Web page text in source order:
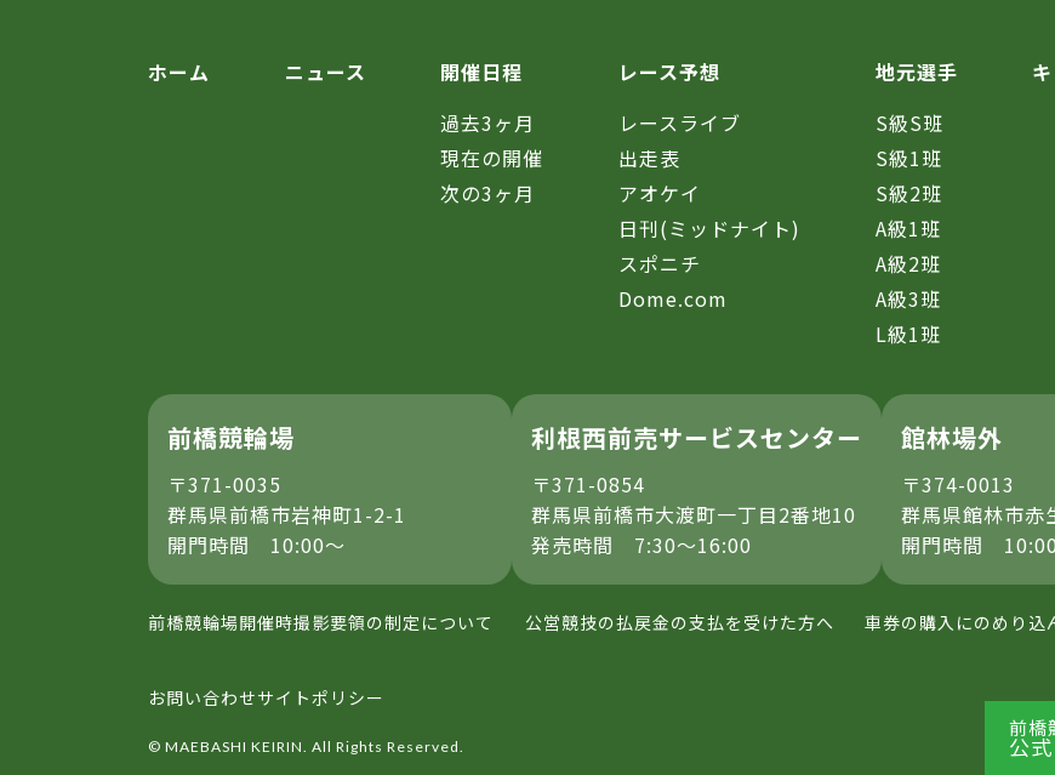
ホーム ニュース
開催日程
過去3ヶ月
現在の開催
次の3ヶ月
レース予想
レースライブ
出走表
アオケイ
日刊(ミッドナイト)
スポニチ
Dome.com
地元選手
S級S班
S級1班
S級2班
A級1班
A級2班
A級3班
L級1班
前橋競輪場
〒371-0035
群馬県前橋市岩神町1-2-1
開門時間 10:00～
利根西前売サービスセンター
〒371-0854
群馬県前橋市大渡町一丁目2番地10
発売時間 7:30～16:00
館林場外
〒374-0013
群馬県館林市赤
開門時間
前橋競輪場開催時撮影要領の制定について 公営競技の払戻金の支払を受けた方へ 車券の購入にのめり込
お問い合わせサイトポリシー
© MAEBASHI KEIRIN. All Rights Reserved.
前橋
公